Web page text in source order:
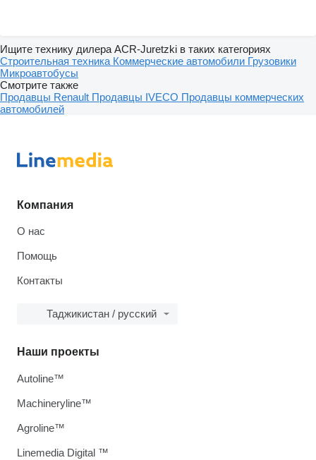
Ищите технику дилера ACR-Juretzki в таких категориях
Строительная техника Коммерческие автомобили Грузовики
Микроавтобусы
Смотрите также
Продавцы Renault Продавцы IVECO Продавцы коммерческих
автомобилей
Компания
О нас
Помощь
Контакты
Таджикистан / русский
Наши проекты
Autoline™
Machineryline™
Agroline™
Linemedia Digital ™